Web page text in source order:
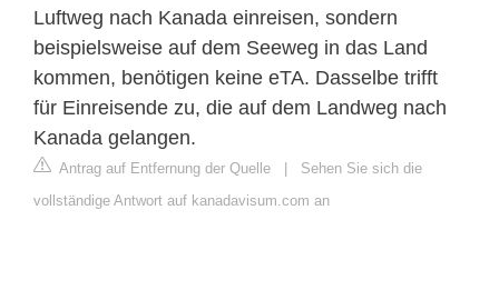
Luftweg nach Kanada einreisen, sondern
beispielsweise auf dem Seeweg in das Land
kommen, benötigen keine eTA. Dasselbe trifft
für Einreisende zu, die auf dem Landweg nach
Kanada gelangen.
Antrag auf Entfernung der Quelle | Sehen Sie sich die
vollständige Antwort auf kanadavisum.com an